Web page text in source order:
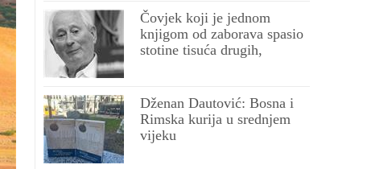
Čovjek koji je jednom
knjigom od zaborava spasio
stotine tisuća drugih,
Dženan Dautović: Bosna i
Rimska kurija u srednjem
vijeku